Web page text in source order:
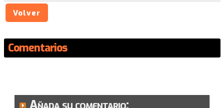
Volver
Comentarios
Añada su comentario: